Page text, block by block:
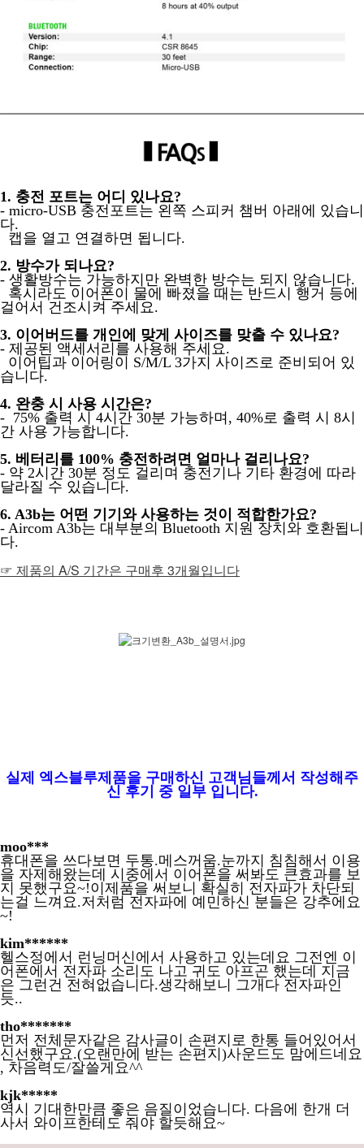
1. 충전 포트는 어디 있나요?
- micro-USB 충전포트는 왼쪽 스피커 챔버 아래에 있습니
다.
캡을 열고 연결하면 됩니다.
2. 방수가 되나요?
- 생활방수는 가능하지만 완벽한 방수는 되지 않습니다.
혹시라도 이어폰이 물에 빠졌을 때는 반드시 행거 등에
걸어서 건조시켜 주세요.
3. 이어버드를 개인에 맞게 사이즈를 맞출 수 있나요?
- 제공된 액세서리를 사용해 주세요.
이어팁과 이어링이 S/M/L 3가지 사이즈로 준비되어 있
습니다.
4. 완충 시 사용 시간은?
- 75% 출력 시 4시간 30분 가능하며, 40%로 출력 시 8시
간 사용 가능합니다.
5. 베터리를 100% 충전하려면 얼마나 걸리나요?
- 약 2시간 30분 정도 걸리며 충전기나 기타 환경에 따라
달라질 수 있습니다.
6. A3b는 어떤 기기와 사용하는 것이 적합한가요?
- Aircom A3b는 대부분의 Bluetooth 지원 장치와 호환됩니
다.
☞ 제품의 A/S 기간은 구매후 3개월입니다
실제 엑스블루제품을 구매하신 고객님들께서 작성해주
신 후기 중 일부 입니다.
moo***
휴대폰을 쓰다보면 두통.메스꺼움.눈까지 침침해서 이용
을 자제해왔는데 시중에서 이어폰을 써봐도 큰효과를 보
지 못했구요~!이제품을 써보니 확실히 전자파가 차단되
는걸 느껴요.저처럼 전자파에 예민하신 분들은 강추에요
~!
kim******
헬스정에서 런닝머신에서 사용하고 있는데요 그전엔 이
어폰에서 전자파 소리도 나고 귀도 아프곤 했는데 지금
은 그런건 전혀없습니다.생각해보니 그개다 전자파인
듯..
tho*******
먼저 전체문자같은 감사글이 손편지로 한통 들어있어서
신선했구요.(오랜만에 받는 손편지)사운드도 맘에드네요
, 차음력도/잘쓸게요^^
kjk*****
역시 기대한만큼 좋은 음질이었습니다. 다음에 한개 더
사서 와이프한테도 줘야 할듯해요~